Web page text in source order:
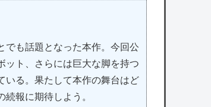
も話題となった本作。今回公
ット、さらには巨大な脚を持つ
いる。果たして本作の舞台はど
報に期待しよう。